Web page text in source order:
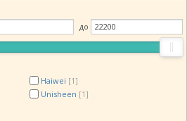
до
Haiwei [1]
Unisheen [1]